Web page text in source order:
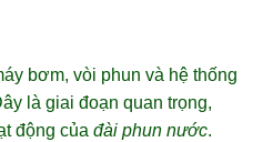
bơm, vòi phun và hệ thống
là giai đoạn quan trọng,
động của đài phun nước.